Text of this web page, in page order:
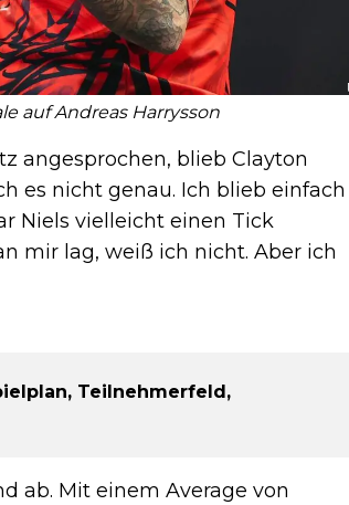
auf Andreas Harrysson
angesprochen, blieb Clayton
es nicht genau. Ich blieb einfach
Niels vielleicht einen Tick
mir lag, weiß ich nicht. Aber ich
Teilnehmerfeld,
ab. Mit einem Average von